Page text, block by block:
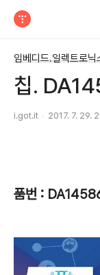
임베디드.일렉트로닉
칩.
i.got.it 2017. 7. 29.
품번 :